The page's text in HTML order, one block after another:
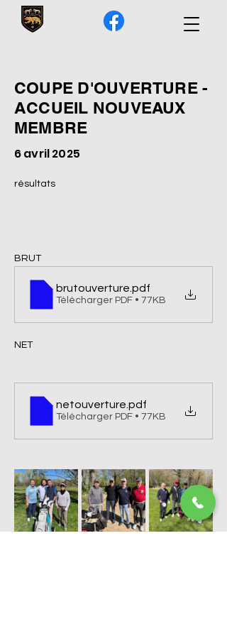
COUPE D'OUVERTURE -
ACCUEIL NOUVEAUX
MEMBRE
6 avril 2025
résultats
BRUT
brutouverture .pdf
Télécharger PDF • 77KB
NET
netouverture .pdf
Télécharger PDF • 77KB